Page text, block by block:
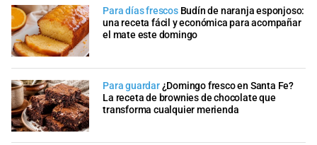
Para días frescos Budín de naranja esponjoso:
una receta fácil y económica para acompañar
el mate este domingo
Para guardar¿Domingo fresco en Santa Fe?
La receta de brownies de chocolate que
transforma cualquier merienda